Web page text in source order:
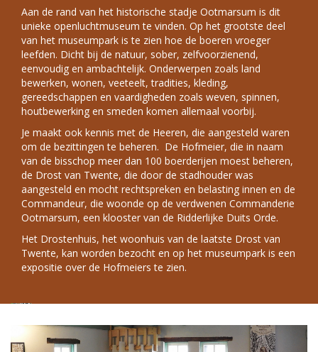
Aan de rand van het historische stadje Ootmarsum is dit
unieke openluchtmuseum te vinden. Op het grootste deel
van het museumpark is te zien hoe de boeren vroeger
leefden. Dicht bij de natuur, sober, zelfvoorzienend,
eenvoudig en ambachtelijk. Onderwerpen zoals land
bewerken, wonen, veeteelt, tradities, kleding,
gereedschappen en vaardigheden zoals weven, spinnen,
houtbewerking en smeden komen allemaal voorbij.
Je maakt ook kennis met de Heeren, die aangesteld waren
om de bezittingen te beheren. De Hofmeier, die in naam
van de bisschop meer dan 100 boerderijen moest beheren,
de Drost van Twente, die door de stadhouder was
aangesteld en mocht rechtspreken en belasting innen en de
Commandeur, die woonde op de verdwenen Commanderie
Ootmarsum, een klooster van de Ridderlijke Duits Orde.
Het Drostenhuis, het woonhuis van de laatste Drost van
Twente, kan worden bezocht en op het museumpark is een
expositie over de Hofmeiers te zien.